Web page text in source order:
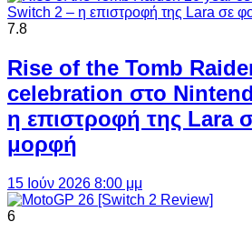
7.8
Rise of the Tomb
celebration στο
η επιστροφή της Lara
μορφή
15 Ιούν 2026 8:00 μμ
6